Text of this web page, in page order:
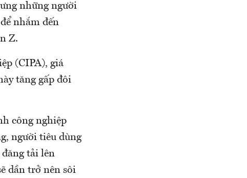
những người
nhắm đến
Z.
(CIPA), giá
tăng gấp đôi
công nghiệp
người tiêu dùng
đăng tải lên
dần trở nên sôi